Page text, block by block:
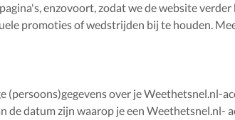
enzovoort, zodat we de website verder
promoties of wedstrijden bij te houden.
(persoons)gegevens over je Weethetsnel.nl-
de datum zijn waarop je een Weethetsnel.nl-